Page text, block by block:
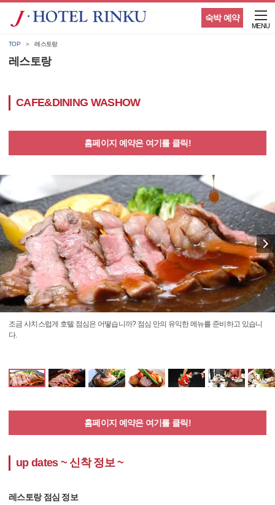
숙박 예약
MENU
TOP 레스토랑
레스토랑
CAFE&DINING WASHOW
홈페이지 예약은 여기를 클릭!
조금 사치스럽게 호텔 점심은 어떻습니까? 점심 만의 유익한 메뉴를 준비하고 있습니
다.
홈페이지 예약은 여기를 클릭!
up dates ~ 신착 정보 ~
레스토랑 점심 정보